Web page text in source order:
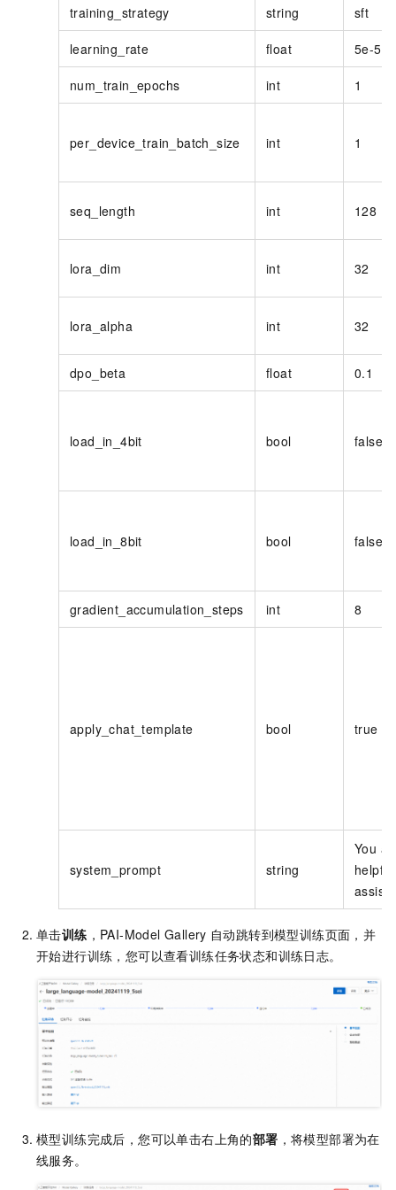
training_strategy string sft
learning_rate float 5e-5
num_train_epochs int 1
per_device_train_batch_size int 1
seq_length int 128
lora_dim int 32
lora_alpha int 32
dpo_beta float 0.1
load_in_4bit bool false
load_in_8bit bool false
gradient_accumulation_steps int 8
apply_chat_template bool true
system_prompt string
You
helpful
单击训练 ，PAI-Model Gallery 自动跳转到模型训练页面，并
开始进行训练，您可以查看训练任务状态和训练日志。
模型训练完成后，您可以单击右上角的部署 ，将模型部署为在
线服务。